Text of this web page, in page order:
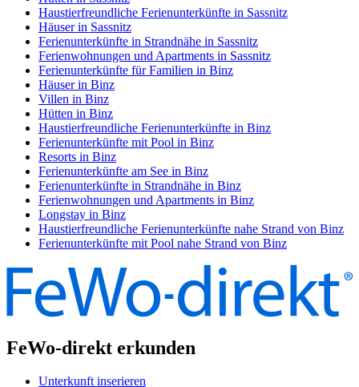
Haustierfreundliche Ferienunterkünfte in Sassnitz
Häuser in Sassnitz
Ferienunterkünfte in Strandnähe in Sassnitz
Ferienwohnungen und Apartments in Sassnitz
Ferienunterkünfte für Familien in Binz
Häuser in Binz
Villen in Binz
Hütten in Binz
Haustierfreundliche Ferienunterkünfte in Binz
Ferienunterkünfte mit Pool in Binz
Resorts in Binz
Ferienunterkünfte am See in Binz
Ferienunterkünfte in Strandnähe in Binz
Ferienwohnungen und Apartments in Binz
Longstay in Binz
Haustierfreundliche Ferienunterkünfte nahe Strand von Binz
Ferienunterkünfte mit Pool nahe Strand von Binz
FeWo-direkt erkunden
Unterkunft inserieren